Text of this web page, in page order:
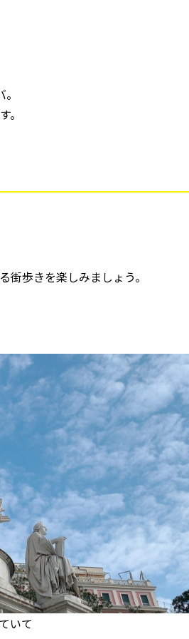
。
歩きを楽しみましょう。
いて